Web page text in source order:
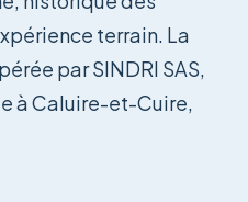
terrain. La
par SINDRI SAS,
à Caluire-et-Cuire,